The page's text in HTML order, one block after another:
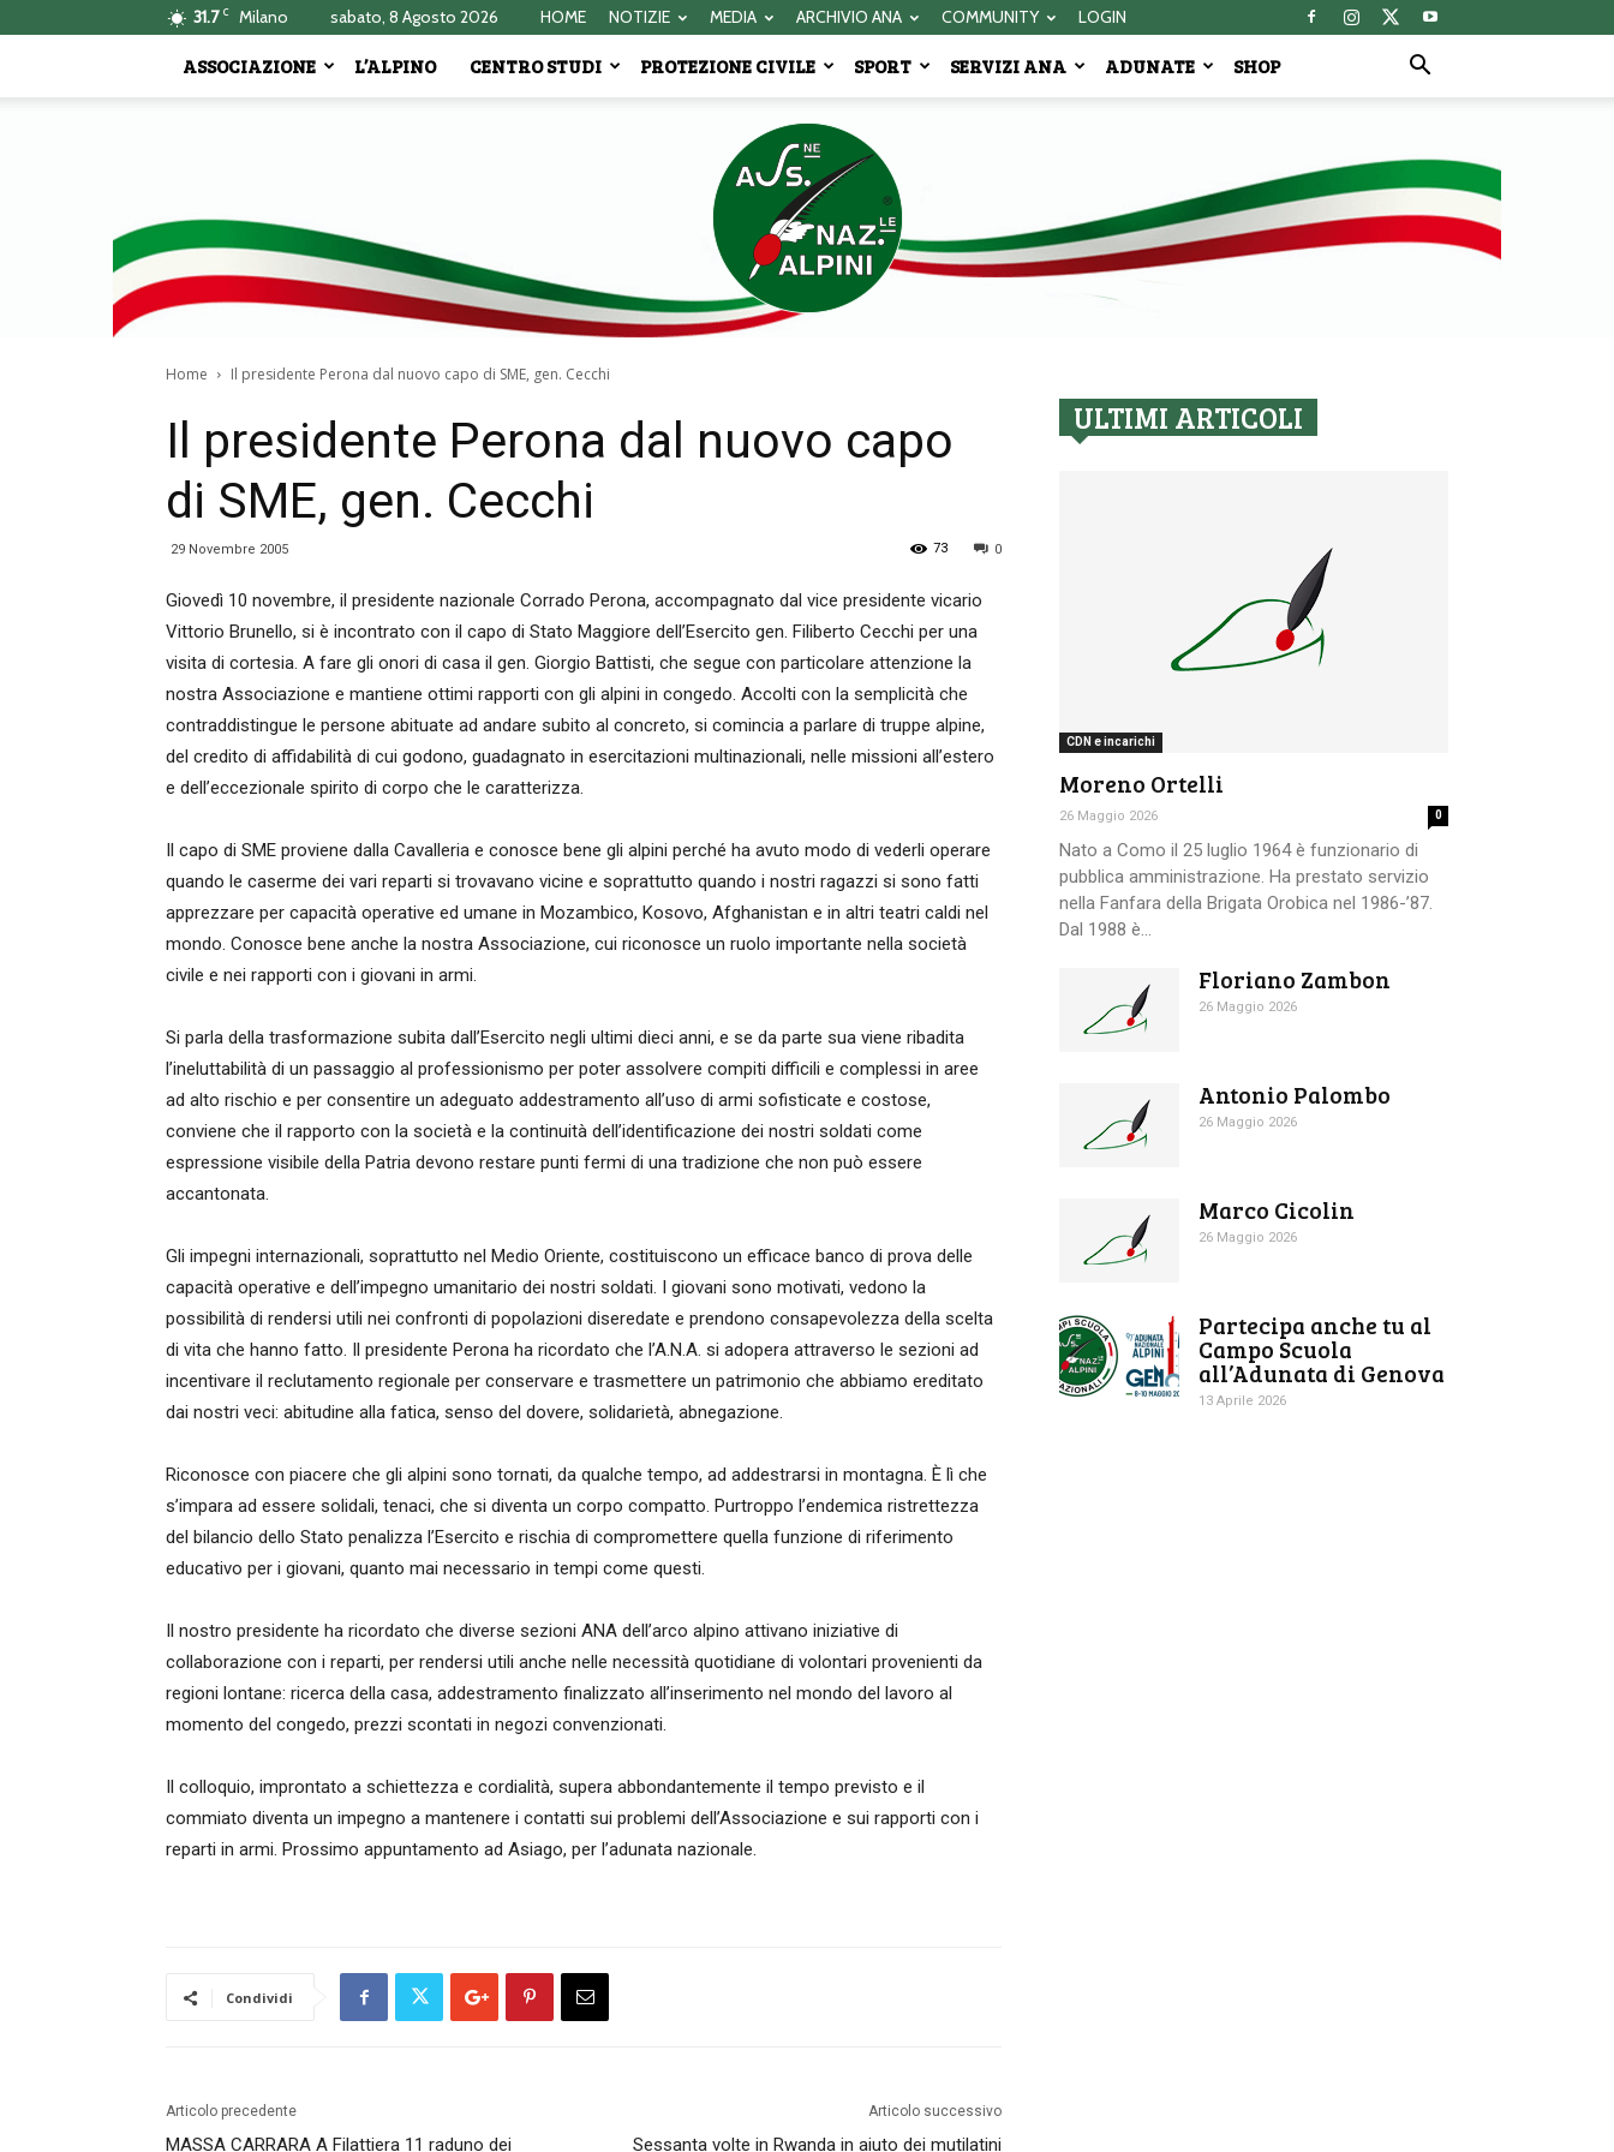
31.7 C Milano sabato, 8 Agosto 2026 HOME NOTIZIE MEDIA ARCHIVIO ANA COMMUNITY LOGIN
ASSOCIAZIONE L’ALPINO CENTRO STUDI PROTEZIONE CIVILE SPORT SERVIZI ANA ADUNATE SHOP
Associazione
Nazionale
Home Il presidente Perona dal nuovo capo di SME, gen. Cecchi
Il presidente Perona dal nuovo capo
di SME, gen. Cecchi
29 Novembre 2005 0
73
Giovedì 10 novembre, il presidente nazionale Corrado Perona, accompagnato dal vice presidente vicario
Vittorio Brunello, si è incontrato con il capo di Stato Maggiore dell’Esercito gen. Filiberto Cecchi per una
visita di cortesia. A fare gli o­nori di casa il gen. Giorgio Battisti, che segue con particolare attenzione la
nostra Associazione e mantiene ottimi rapporti con gli alpini in congedo. Accolti con la semplicità che
contraddistingue le persone abituate ad andare subito al concreto, si comincia a parlare di truppe alpine,
del credito di affidabilità di cui godono, guadagnato in esercitazioni multinazionali, nelle missioni all’estero
e dell’eccezionale spirito di corpo che le caratterizza.
Il capo di SME proviene dalla Cavalleria e conosce bene gli alpini perché ha avuto modo di vederli operare
quando le caserme dei vari reparti si trovavano vicine e soprattutto quando i nostri ragazzi si sono fatti
apprezzare per capacità operative ed umane in Mozambico, Kosovo, Afghanistan e in altri teatri caldi nel
mondo. Conosce bene anche la nostra Associazione, cui riconosce un ruolo importante nella società
civile e nei rapporti con i giovani in armi.
Si parla della trasformazione subita dall’Esercito negli ultimi dieci anni, e se da parte sua viene ribadita
l’ineluttabilità di un passaggio al professionismo per poter assolvere compiti difficili e complessi in aree
ad alto rischio e per consentire un adeguato addestramento all’uso di armi sofisticate e costose,
conviene che il rapporto con la società e la continuità dell’identificazione dei nostri soldati come
espressione visibile della Patria devono restare punti fermi di una tradizione che non può essere
accantonata.
Gli impegni internazionali, soprattutto nel Medio Oriente, costituiscono un efficace banco di prova delle
capacità operative e dell’impegno umanitario dei nostri soldati. I giovani sono motivati, vedono la
possibilità di rendersi utili nei confronti di popolazioni diseredate e prendono consapevolezza della scelta
di vita che hanno fatto. Il presidente Perona ha ricordato che l’A.N.A. si adopera attraverso le sezioni ad
incentivare il reclutamento regionale per conservare e trasmettere un patrimonio che abbiamo ereditato
dai nostri veci: abitudine alla fatica, senso del dovere, solidarietà, abnegazione.
Riconosce con piacere che gli alpini sono tornati, da qualche tempo, ad addestrarsi in montagna. È lì che
s’impara ad essere solidali, tenaci, che si diventa un corpo compatto. Purtroppo l’endemica ristrettezza
del bilancio dello Stato penalizza l’Esercito e rischia di compromettere quella funzione di riferimento
educativo per i giovani, quanto mai necessario in tempi come questi.
Il nostro presidente ha ricordato che diverse sezioni ANA dell’arco alpino attivano iniziative di
collaborazione con i reparti, per rendersi utili anche nelle necessità quotidiane di volontari provenienti da
regioni lontane: ricerca della casa, addestramento finalizzato all’inserimento nel mondo del lavoro al
momento del congedo, prezzi scontati in negozi convenzionati.
Il colloquio, improntato a schiettezza e cordialità, supera abbondantemente il tempo previsto e il
commiato diventa un impegno a mantenere i contatti sui problemi dell’Associazione e sui rapporti con i
reparti in armi. Prossimo appuntamento ad Asiago, per l’adunata nazionale.
Condividi
Articolo precedente
MASSA CARRARA A Filattiera 11 raduno dei
Articolo successivo
Sessanta volte in Rwanda in aiuto dei mutilatini
ULTIMI ARTICOLI
CDN e incarichi
Moreno Ortelli
26 Maggio 2026 0
Nato a Como il 25 luglio 1964 è funzionario di
pubblica amministrazione. Ha prestato servizio
nella Fanfara della Brigata Orobica nel 1986-’87.
Dal 1988 è...
Floriano Zambon
26 Maggio 2026
Antonio Palombo
26 Maggio 2026
Marco Cicolin
26 Maggio 2026
Partecipa anche tu al
Campo Scuola
all’Adunata di Genova
13 Aprile 2026